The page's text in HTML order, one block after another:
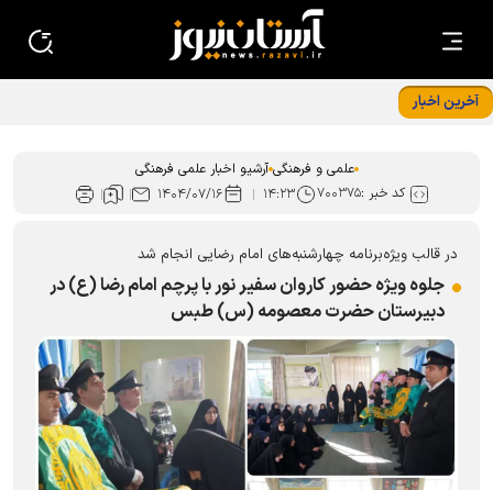
آخرین اخبار
علمی و فرهنگی آرشیو اخبار علمی فرهنگی
کد خبر :۷۰۰۳۷۵ ۱۴:۲۳ ۱۴۰۴/۰۷/۱۶
در قالب ویژه‌برنامه چهارشنبه‌های امام رضایی انجام شد
جلوه ویژه حضور کاروان سفیر نور با پرچم امام رضا (ع) در
دبیرستان حضرت معصومه (س) طبس